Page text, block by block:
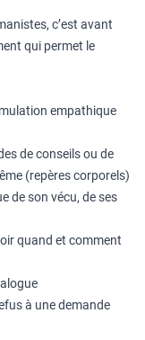
c’est avant
qui permet le
empathique
de conseils ou de
(repères corporels)
de son vécu, de ses
quand et comment
à une demande